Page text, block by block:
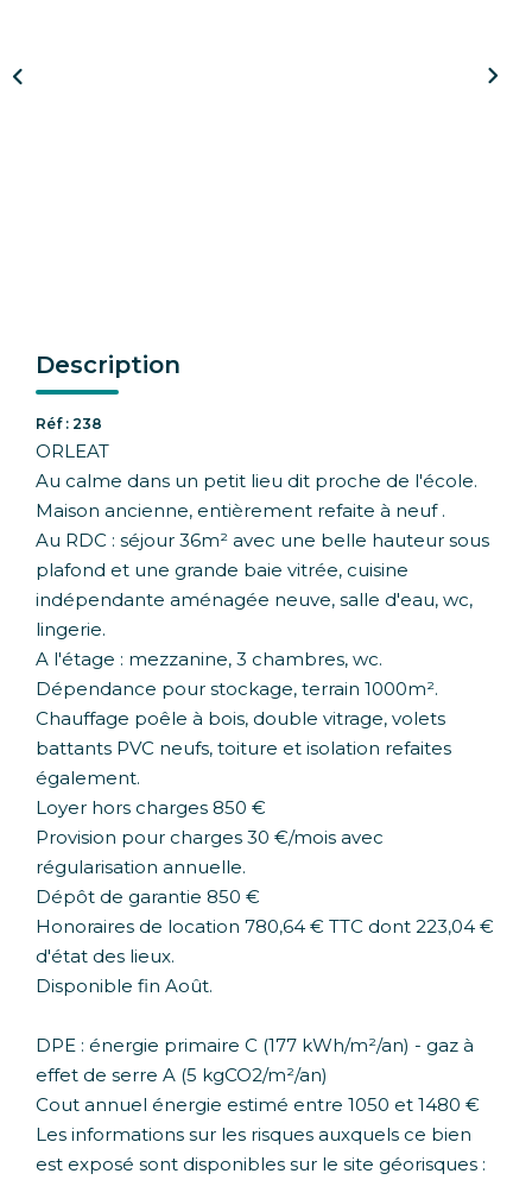
Description
Réf : 238
ORLEAT
Au calme dans un petit lieu dit proche de l'école.
Maison ancienne, entièrement refaite à neuf .
Au RDC : séjour 36m² avec une belle hauteur sous
plafond et une grande baie vitrée, cuisine
indépendante aménagée neuve, salle d'eau, wc,
lingerie.
A l'étage : mezzanine, 3 chambres, wc.
Dépendance pour stockage, terrain 1000m².
Chauffage poêle à bois, double vitrage, volets
battants PVC neufs, toiture et isolation refaites
également.
Loyer hors charges 850 €
Provision pour charges 30 €/mois avec
régularisation annuelle.
Dépôt de garantie 850 €
Honoraires de location 780,64 € TTC dont 223,04 €
d'état des lieux.
Disponible fin Août.
DPE : énergie primaire C (177 kWh/m²/an) - gaz à
effet de serre A (5 kgCO2/m²/an)
Cout annuel énergie estimé entre 1050 et 1480 €
Les informations sur les risques auxquels ce bien
est exposé sont disponibles sur le site géorisques :